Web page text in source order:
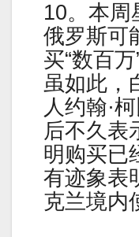
10。本周
俄罗斯可
买“数百
虽如此，
人约翰·
后不久表
明购买已
有迹象表
克兰境内